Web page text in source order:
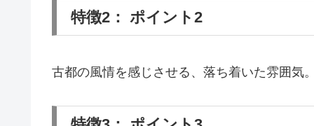
特徴2： ポイント2
古都の風情を感じさせる、落ち着いた雰囲気。